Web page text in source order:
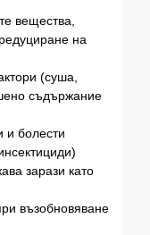
вещества,
на
(суша,
съдържание
и болести
зарази като
възобновяване